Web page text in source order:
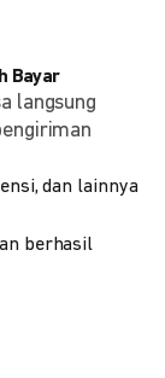
Bayar
langsung
dan lainnya
berhasil